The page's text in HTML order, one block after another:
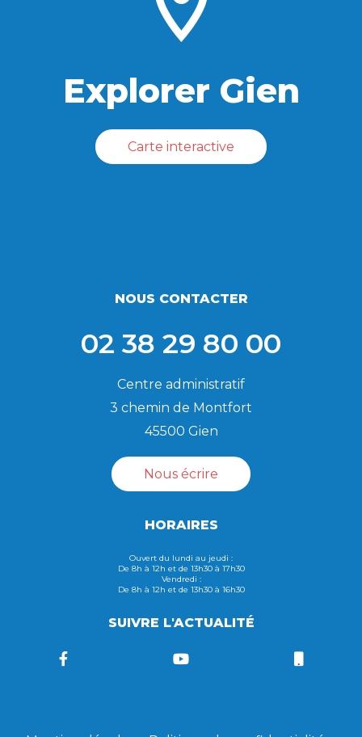
Explorer Gien
Carte interactive
NOUS CONTACTER
02 38 29 80 00
Centre administratif
3 chemin de Montfort
45500 Gien
Nous écrire
HORAIRES
Ouvert du lundi au jeudi :
De 8h à 12h et de 13h30 à 17h30
Vendredi :
De 8h à 12h et de 13h30 à 16h30
SUIVRE L'ACTUALITÉ